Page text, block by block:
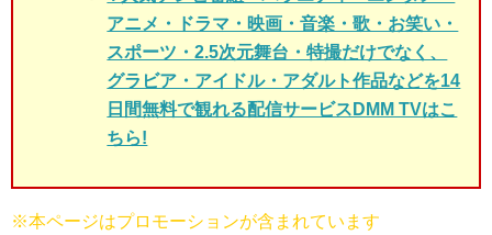
アニメ・ドラマ・映画・音楽・歌・お笑い・
スポーツ・2.5次元舞台・特撮だけでなく、
グラビア・アイドル・アダルト作品などを14
日間無料で観れる配信サービスDMM TVはこ
ちら!
※本ページはプロモーションが含まれています